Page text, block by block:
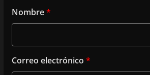
Nombre*
Correo electrónico *